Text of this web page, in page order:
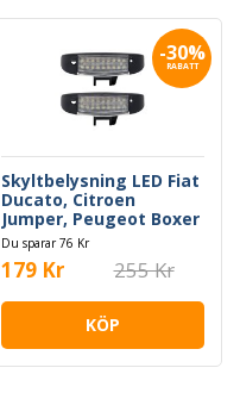
-30%
RABATT
Skyltbelysning LED Fiat
Ducato, Citroen
Jumper, Peugeot Boxer
1994-2006
Du sparar 76 Kr
179 Kr 255 Kr
KÖP